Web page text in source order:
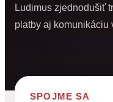
Ludimus zjednodušiť
platby aj komunikáciu
SPOJME SA